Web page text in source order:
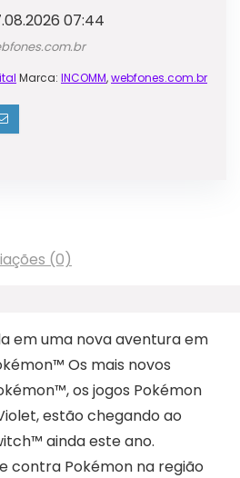
07:44
Marca: INCOMM,webfones.com.br
(0)
em uma nova aventura em
Os mais novos
os jogos Pokémon
estão chegando ao
ainda este ano.
contra Pokémon na região